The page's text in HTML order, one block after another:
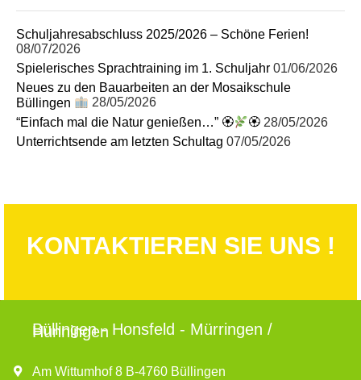
Schuljahresabschluss 2025/2026 – Schöne Ferien!
08/07/2026
Spielerisches Sprachtraining im 1. Schuljahr 01/06/2026
Neues zu den Bauarbeiten an der Mosaikschule
Büllingen
28/05/2026
“Einfach mal die Natur genießen…” 🏵
🏵 28/05/2026
Unterrichtsende am letzten Schultag 07/05/2026
KONTAKTIEREN SIE UNS !
Büllingen - Honsfeld - Mürringen /
Hünningen
Am Wittumhof 8 B-4760 Büllingen